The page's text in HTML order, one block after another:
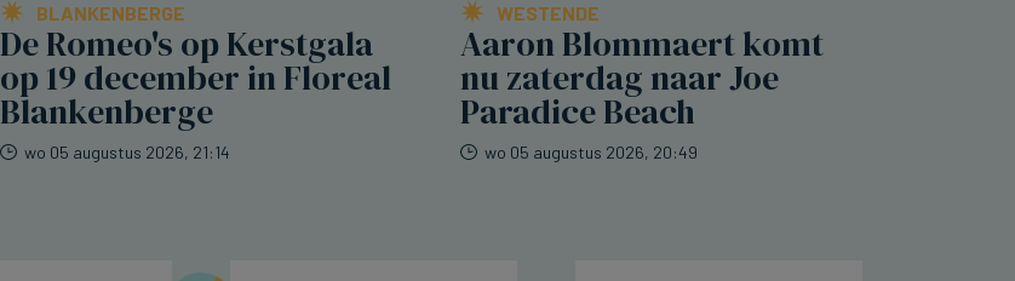
BLANKENBERGE
De Romeo's op Kerstgala
op 19 december in Floreal
Blankenberge
wo 05 augustus 2026, 21:14
WESTENDE
Aaron Blommaert komt
nu zaterdag naar Joe
Paradice Beach
wo 05 augustus 2026, 20:49